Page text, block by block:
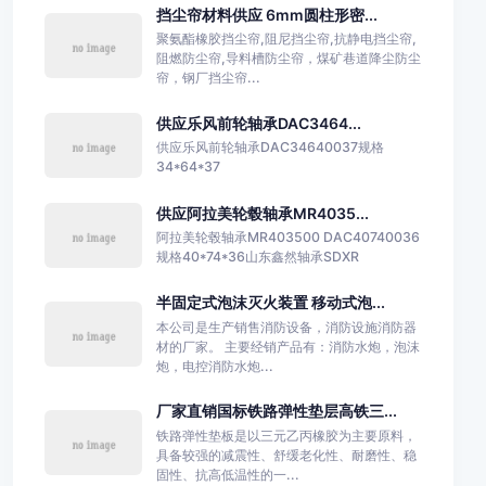
挡尘帘材料供应 6mm圆柱形密...
聚氨酯橡胶挡尘帘,阻尼挡尘帘,抗静电挡尘帘,
阻燃防尘帘,导料槽防尘帘，煤矿巷道降尘防尘
帘，钢厂挡尘帘...
供应乐风前轮轴承DAC3464...
供应乐风前轮轴承DAC34640037规格
34*64*37
供应阿拉美轮毂轴承MR4035...
阿拉美轮毂轴承MR403500 DAC40740036
规格40*74*36山东鑫然轴承SDXR
半固定式泡沫灭火装置 移动式泡...
本公司是生产销售消防设备，消防设施消防器
材的厂家。 主要经销产品有：消防水炮，泡沫
炮，电控消防水炮...
厂家直销国标铁路弹性垫层高铁三...
铁路弹性垫板是以三元乙丙橡胶为主要原料，
具备较强的减震性、舒缓老化性、耐磨性、稳
固性、抗高低温性的一...